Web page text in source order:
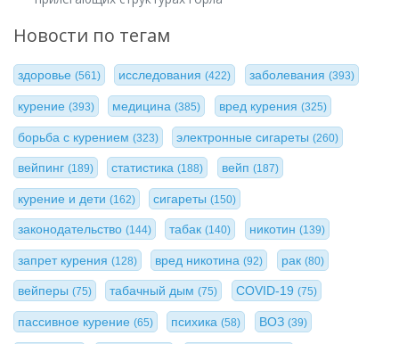
Новости по тегам
здоровье (561) исследования(422) заболевания (393)
курение (393) медицина(385) вред курения (325)
борьба с курением (323) электронные сигареты(260)
вейпинг (189) статистика(188) вейп (187)
курение и дети (162) сигареты(150)
законодательство (144) табак(140) никотин (139)
запрет курения (128) вред никотина(92) рак (80)
вейперы (75) табачный дым(75) COVID-19 (75)
пассивное курение (65) психика(58) ВОЗ (39)